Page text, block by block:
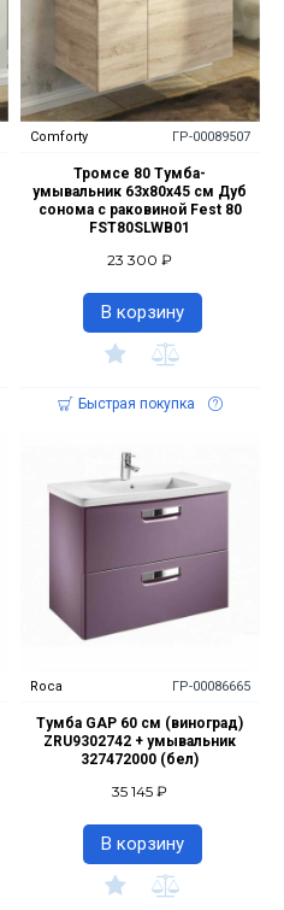
Comforty ГР-00089507
Тромсе 80 Тумба-
умывальник 63х80х45 см Дуб
сонома с раковиной Fest 80
FST80SLWB01
23 300 ₽
В корзину
Быстрая покупка
Roca ГР-00086665
Тумба GAP 60 см (виноград)
ZRU9302742 + умывальник
327472000 (бел)
35 145 ₽
В корзину